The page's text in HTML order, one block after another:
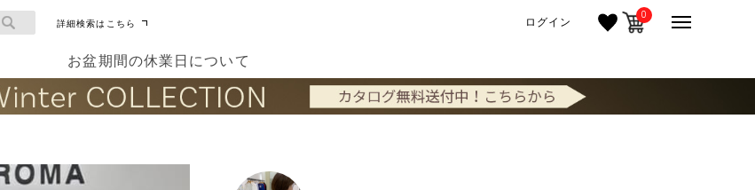
詳細検索はこちら ログイン 0
お盆期間の休業日について